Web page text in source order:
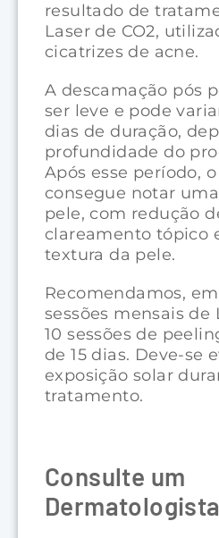
resultado de
Laser de CO2,
cicatrizes de acne.
A descamação pós
ser leve e pode
dias de duração,
profundidade do
Após esse período,
consegue notar
pele, com redução
clareamento tópico
textura da pele.
Recomendamos,
sessões mensais de
10 sessões de
de 15 dias. Deve-se
exposição solar
tratamento.
Consulte um
Dermatologista